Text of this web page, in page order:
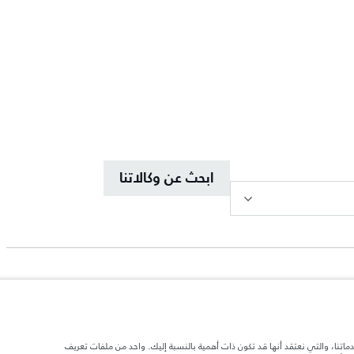
ابحث عن وكالاتنا
والتي نعتقد أنها قد تكون ذات أهمية بالنسبة إليك. واحد من ملفات تعريف